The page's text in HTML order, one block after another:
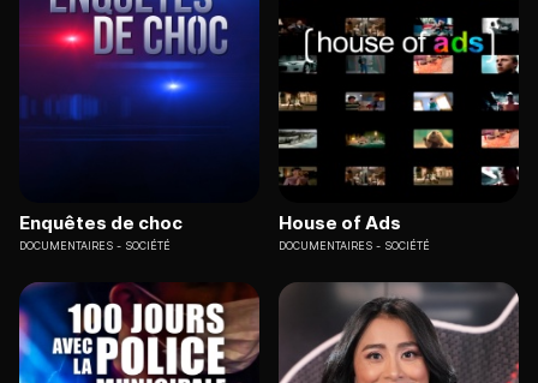
Enquêtes de choc
DOCUMENTAIRES SOCIÉTÉ
House of Ads
DOCUMENTAIRES SOCIÉTÉ